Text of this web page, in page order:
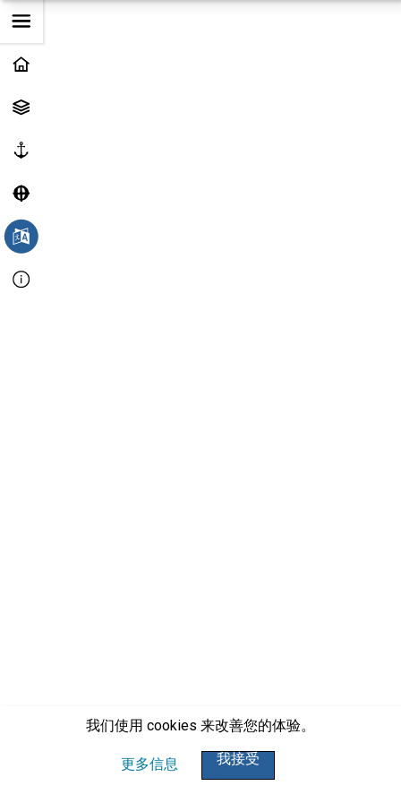
我们使用 cookies 来改善您的体验。
更多信息 我接受